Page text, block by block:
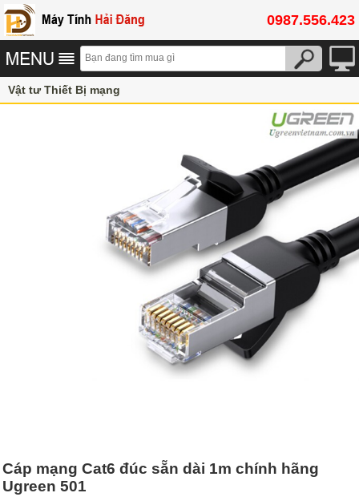
0987.556.423
Vật tư Thiết Bị mạng
Dây nhảy RJ45,dây patch cord RJ45 AMP/Commscope
Cáp mạng Cat6 đúc sẵn dài 1m chính hãng
Ugreen 501